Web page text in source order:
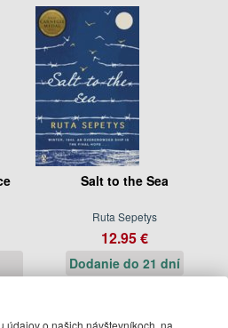
Salt to the Sea
Ruta Sepetys
12.95 €
Dodanie do 21 dní
údajov o našich návštevníkoch, na